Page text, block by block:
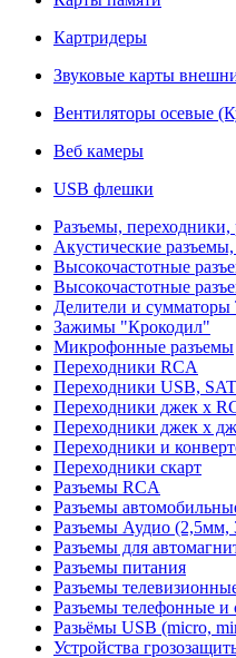
Картридеры
Звуковые карты
Вентиляторы осевые
Веб камеры
USB флешки
Разъемы, переходники,
Акустические
Высокочастотные
Высокочастотные
Делители и сумматоры
Зажимы "Крокодил"
Микрофонные разъемы
Переходники RCA
Переходники USB,
Переходники джек х
Переходники джек х
Переходники и
Переходники скарт
Разъемы RCA
Разъемы
Разъемы Аудио
Разъемы для
Разъемы питания
Разъемы
Разъемы телефонные и
Разьёмы USB (micro,
Устройства